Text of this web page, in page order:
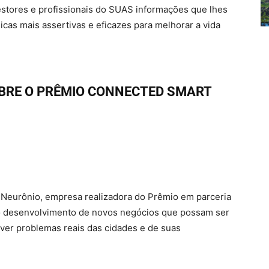
e profissionais do SUAS informações que lhes
mais assertivas e eficazes para melhorar a vida
O PRÊMIO CONNECTED SMART
empresa realizadora do Prêmio em parceria
de novos negócios que possam ser
problemas reais das cidades e de suas